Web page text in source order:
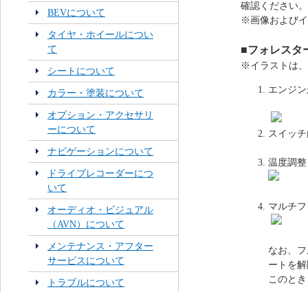
BEVについて
タイヤ・ホイールについ
て
シートについて
カラー・塗装について
オプション・アクセサリ
ーについて
ナビゲーションについて
ドライブレコーダーにつ
いて
オーディオ・ビジュアル
（AVN）について
メンテナンス・アフター
サービスについて
トラブルについて
確認ください。
※画像および
■フォレスタ
※イラストは、
エンジ
スイッ
温度調
マルチ
なお、
ートを
このと